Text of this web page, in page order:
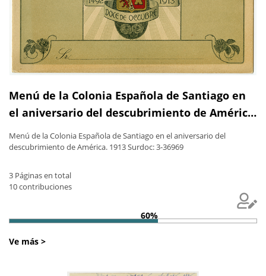
Menú de la Colonia Española de Santiago en
el aniversario del descubrimiento de América.
1913
Menú de la Colonia Española de Santiago en el aniversario del
descubrimiento de América. 1913 Surdoc: 3-36969
3 Páginas en total
10 contribuciones
60%
Ve más >